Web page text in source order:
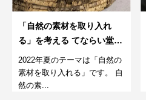
「自然の素材を取り入れ
る」を考える てならい堂の
7月。
2022年夏のテーマは「自然の
素材を取り入れる」です。 自
然の素...